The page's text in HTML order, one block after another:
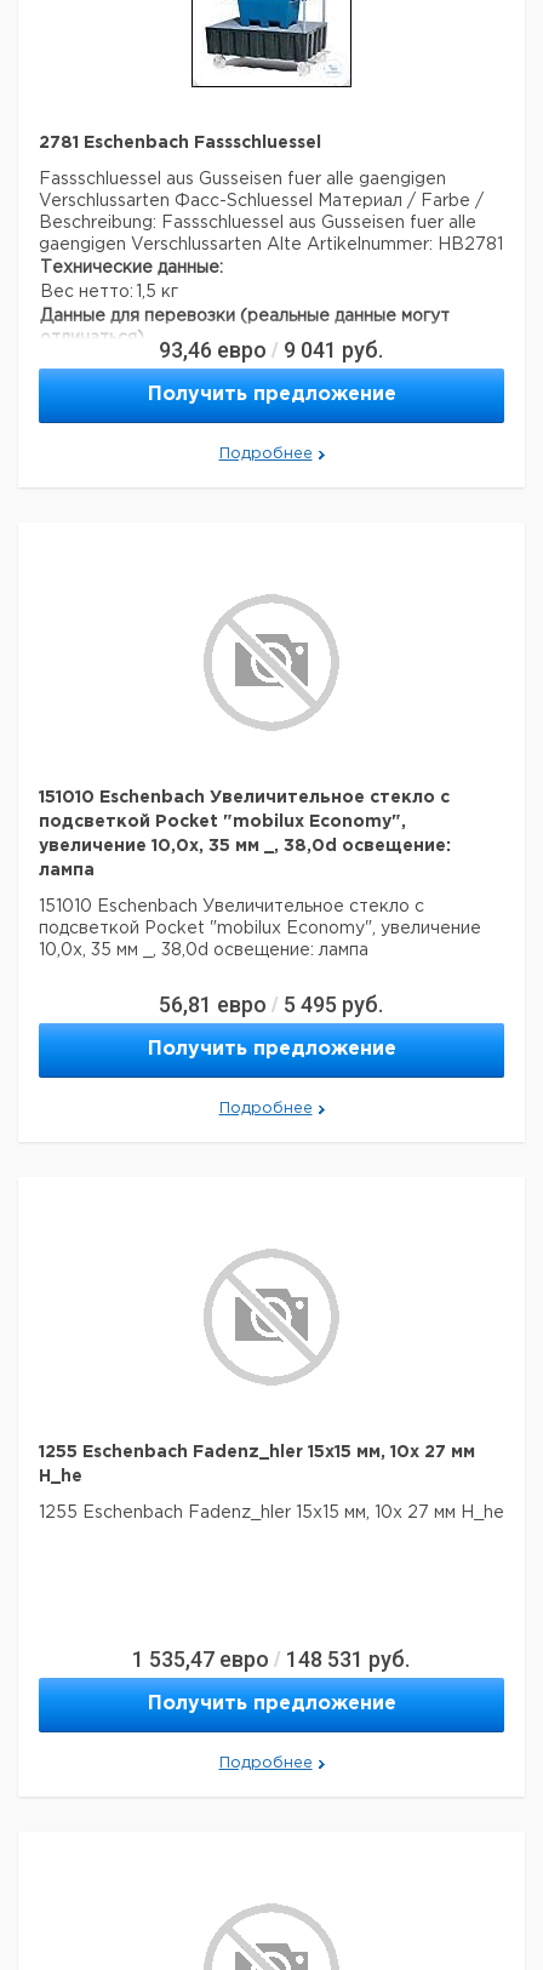
Прошу обратить внимание на то, что минимальный
заказ в нашей компании составляет 300 евро с ндс.
2781 Eschenbach Fassschluessel
Fassschluessel aus Gusseisen fuer alle gaengigen
Verschlussarten Фасс-Schluessel
Материал / Farbe /
Beschreibung: Fassschluessel aus Gusseisen fuer alle
gaengigen Verschlussarten Alte Artikelnummer: HB2781
Технические данные:
Вес нетто:
1,5 кг
Данные для перевозки (реальные данные могут
отличаться)
Страна происхождения:Тайвань
93,46 евро / 9 041 руб.
Получить предложение
Подробнее
151010 Eschenbach Увеличительное стекло с
подсветкой Pocket "mobilux Economy",
увеличение 10,0x, 35 мм _, 38,0d освещение:
лампа
151010 Eschenbach Увеличительное стекло с
подсветкой Pocket "mobilux Economy", увеличение
10,0x, 35 мм _, 38,0d освещение: лампа
56,81 евро / 5 495 руб.
Получить предложение
Подробнее
1255 Eschenbach Fadenz_hler 15x15 мм, 10x 27 мм
H_he
1255 Eschenbach Fadenz_hler 15x15 мм, 10x 27 мм H_he
1 535,47 евро / 148 531 руб.
Получить предложение
Подробнее